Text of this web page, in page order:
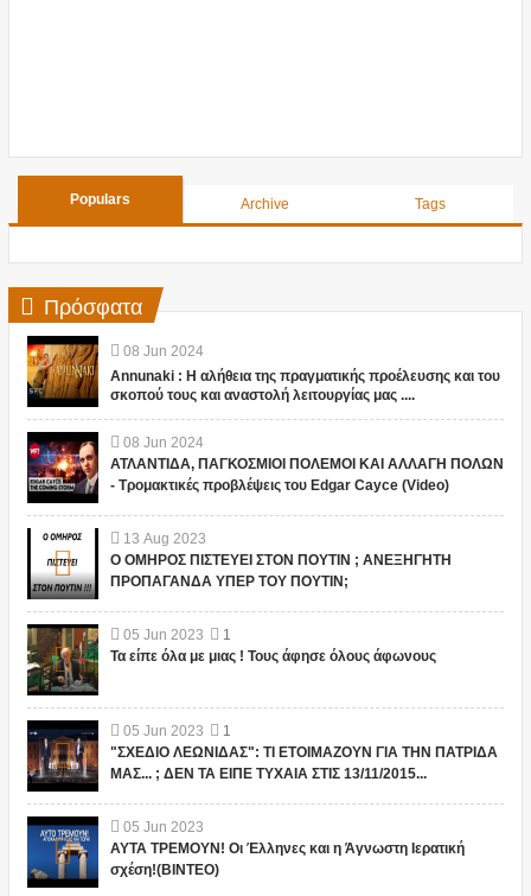
Populars Archive Tags
Πρόσφατα
08 Jun 2024
Annunaki : Η αλήθεια της πραγματικής προέλευσης και του
σκοπού τους και αναστολή λειτουργίας μας ....
08 Jun 2024
ΑΤΛΑΝΤΙΔΑ, ΠΑΓΚΟΣΜΙΟΙ ΠΟΛΕΜΟΙ ΚΑΙ ΑΛΛΑΓΗ ΠΟΛΩΝ
- Τρομακτικές προβλέψεις του Edgar Cayce (Video)
13 Aug 2023
Ο ΟΜΗΡΟΣ ΠΙΣΤΕΥΕΙ ΣΤΟΝ ΠΟΥΤΙΝ ; ΑΝΕΞΗΓΗΤΗ
ΠΡΟΠΑΓΑΝΔΑ ΥΠΕΡ ΤΟΥ ΠΟΥΤΙΝ;
05 Jun 2023
1
Τα είπε όλα με μιας ! Τους άφησε όλους άφωνους
05 Jun 2023
1
"ΣΧΕΔΙΟ ΛΕΩΝΙΔΑΣ": ΤΙ ΕΤΟΙΜΑΖΟΥΝ ΓΙΑ ΤΗΝ ΠΑΤΡΙΔΑ
ΜΑΣ... ; ΔΕΝ ΤΑ ΕΙΠΕ ΤΥΧΑΙΑ ΣΤΙΣ 13/11/2015...
05 Jun 2023
ΑΥΤΑ ΤΡΕΜΟΥΝ! Οι Έλληνες και η Άγνωστη Ιερατική
σχέση!(ΒΙΝΤΕΟ)